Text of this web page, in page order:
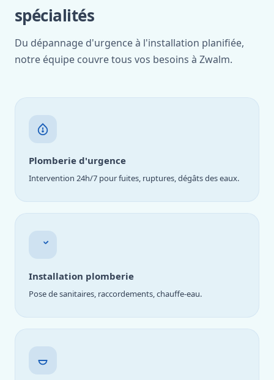
spécialités
Du dépannage d'urgence à l'installation planifiée,
notre équipe couvre tous vos besoins à Zwalm.
Plomberie d'urgence
Intervention 24h/7 pour fuites, ruptures, dégâts des eaux.
Installation plomberie
Pose de sanitaires, raccordements, chauffe-eau.